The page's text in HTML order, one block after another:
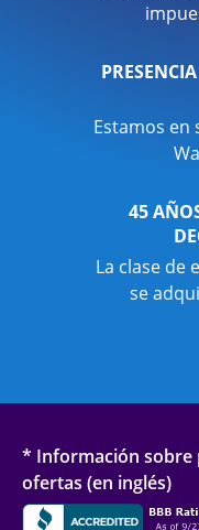
Estamos
45
La clase de
se
* Información sobre
ofertas (en inglés)